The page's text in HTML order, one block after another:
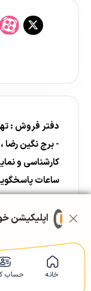
خانه حساب
دفتر فروش :
- برج نگین رضا ، طبقه 16
کارشناسی و
ساعات پاسخگویی : 9:30
«خط
اپلیکیشن